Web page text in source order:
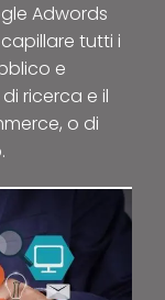
Adwords
tutti i
e
ricerca e il
o di